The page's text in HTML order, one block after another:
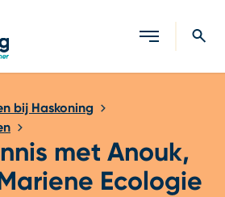
bij Haskoning
met Anouk,
Ecologie